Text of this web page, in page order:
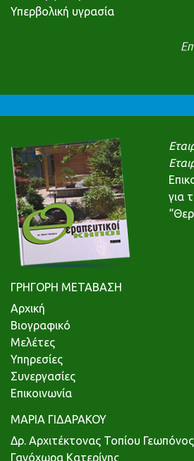
Υπερβολική υγρασία
για
ΓΡΗΓΟΡΗ ΜΕΤΑΒΑΣΗ
Αρχική
Βιογραφικό
Μελέτες
Υπηρεσίες
Συνεργασίες
Επικοινωνία
ΜΑΡΙΑ ΓΙΔΑΡΑΚΟΥ
Δρ. Αρχιτέκτονας Τοπίου
Γανόχωρα Κατερίνης